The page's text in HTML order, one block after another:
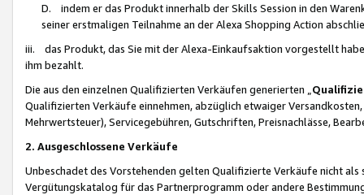
D. indem er das Produkt innerhalb der Skills Session in den
seiner erstmaligen Teilnahme an der Alexa Shopping Action
iii. das Produkt, das Sie mit der Alexa-Einkaufsaktion vorgestellt
ihm bezahlt.
Die aus den einzelnen Qualifizierten Verkäufen generierten „
Qualifizierten Verkäufe einnehmen, abzüglich etwaiger
Mehrwertsteuer), Servicegebühren, Gutschriften, Preisnachlässe,
2. Ausgeschlossene Verkäufe
Unbeschadet des Vorstehenden gelten Qualifizierte Verkäufe nicht
Vergütungskatalog für das Partnerprogramm oder andere